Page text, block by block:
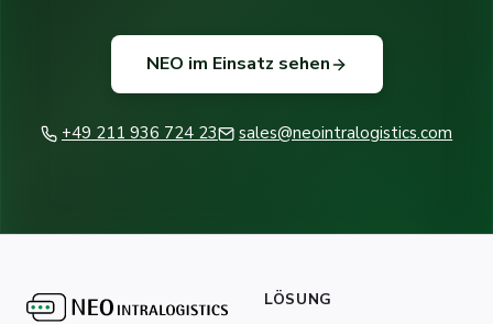
NEO im Einsatz sehen
+49 211 936 724 23 sales@neointralogistics.com
LÖSUNG